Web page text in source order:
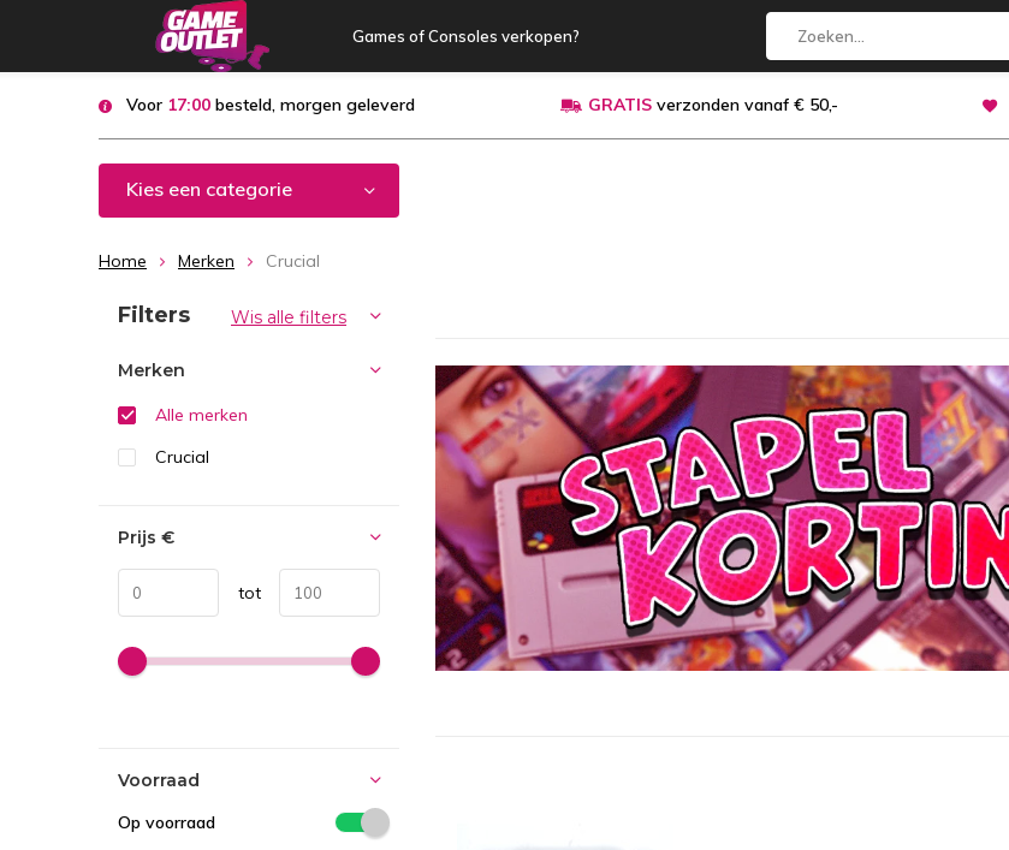
Games of Consoles verkopen?
Voor 17:00 besteld, morgen geleverd GRATISverzonden vanaf € 50,-
Kies een categorie
Home Merken Crucial
Sorteren op:
Filters Wis alle filters
Merken
Alle merken
Crucial
Prijs €
tot
Voorraad
Op voorraad